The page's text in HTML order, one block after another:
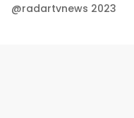
@radartvnews 2023